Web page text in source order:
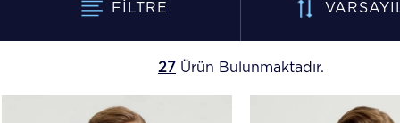
FILTRE
27 Ürün Bulunmaktadır.